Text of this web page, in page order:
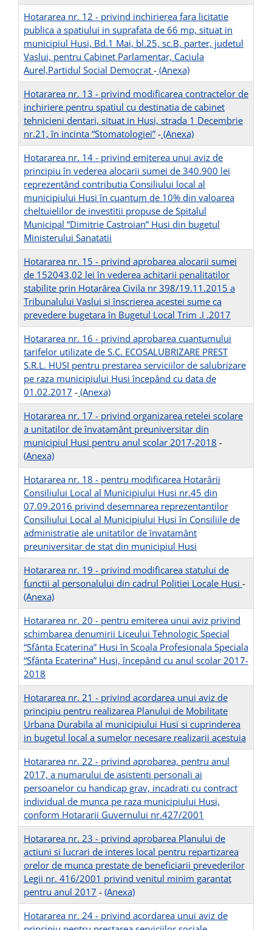
Hotararea nr. 12 - privind inchirierea fara licitatie
publica a spatiului in suprafata de 66 mp, situat in
municipiul Husi, Bd.1 Mai, bl.25, sc.B, parter, judetul
Vaslui, pentru Cabinet Parlamentar, Caciula
Aurel,Partidul Social Democrat - (Anexa)
Hotararea nr. 13 - privind modificarea contractelor de
inchiriere pentru spatiul cu destinatia de cabinet
tehnicieni dentari, situat in Husi, strada 1 Decembrie
nr.21, în incinta “Stomatologiei” - (Anexa)
Hotararea nr. 14 - privind emiterea unui aviz de
principiu în vederea alocarii sumei de 340.900 lei
reprezentând contributia Consiliului local al
municipiului Husi în cuantum de 10% din valoarea
cheltuielilor de investitii propuse de Spitalul
Municipal “Dimitrie Castroian” Husi din bugetul
Ministerului Sanatatii
Hotararea nr. 15 - privind aprobarea alocarii sumei
de 152043,02 lei în vederea achitarii penalitatilor
stabilite prin Hotarârea Civila nr 398/19.11.2015 a
Tribunalului Vaslui si înscrierea acestei sume ca
prevedere bugetara în Bugetul Local Trim .I .2017
Hotararea nr. 16 - privind aprobarea cuantumului
tarifelor utilizate de S.C. ECOSALUBRIZARE PREST
S.R.L. HUSI pentru prestarea serviciilor de salubrizare
pe raza municipiului Husi începând cu data de
01.02.2017 - (Anexa)
Hotararea nr. 17 - privind organizarea retelei scolare
a unitatilor de învatamânt preuniversitar din
municipiul Husi pentru anul scolar 2017-2018 -
(Anexa)
Hotararea nr. 18 - pentru modificarea Hotarârii
Consiliului Local al Municipiului Husi nr.45 din
07.09.2016 privind desemnarea reprezentantilor
Consiliului Local al Municipiului Husi în Consiliile de
administratie ale unitatilor de învatamânt
preuniversitar de stat din municipiul Husi
Hotararea nr. 19 - privind modificarea statului de
functii al personalului din cadrul Politiei Locale Husi -
(Anexa)
Hotararea nr. 20 - pentru emiterea unui aviz privind
schimbarea denumirii Liceului Tehnologic Special
“Sfânta Ecaterina” Husi în Scoala Profesionala Speciala
“Sfânta Ecaterina” Husi, începând cu anul scolar 2017-
2018
Hotararea nr. 21 - privind acordarea unui aviz de
principiu pentru realizarea Planului de Mobilitate
Urbana Durabila al municipiului Husi si cuprinderea
in bugetul local a sumelor necesare realizarii acestuia
Hotararea nr. 22 - privind aprobarea, pentru anul
2017, a numarului de asistenti personali ai
persoanelor cu handicap grav, incadrati cu contract
individual de munca pe raza municipiului Husi,
conform Hotararii Guvernului nr.427/2001
Hotararea nr. 23 - privind aprobarea Planului de
actiuni si lucrari de interes local pentru repartizarea
orelor de munca prestate de beneficiarii prevederilor
Legii nr. 416/2001 privind venitul minim garantat
pentru anul 2017 - (Anexa)
Hotararea nr. 24 - privind acordarea unui aviz de